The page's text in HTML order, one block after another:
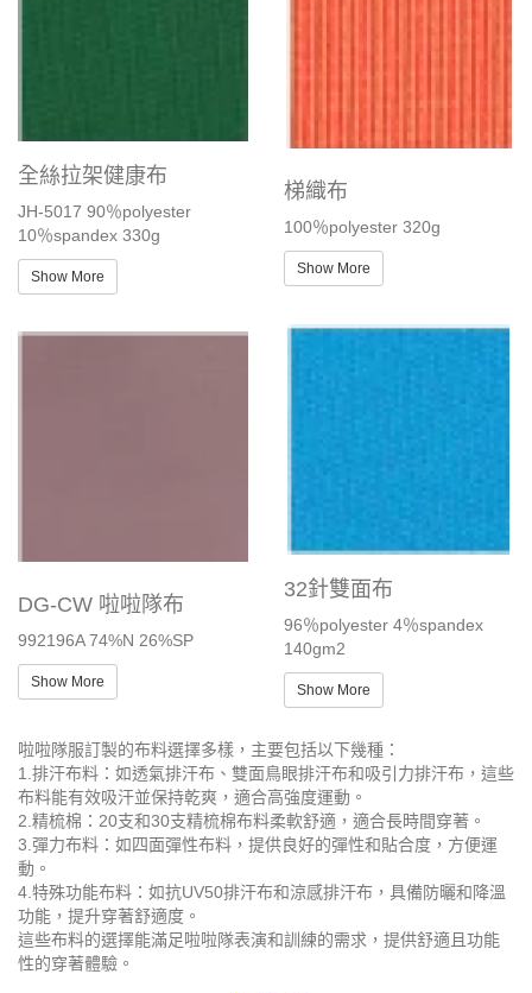
全絲拉架健康布
JH-5017 90％polyester
10％spandex 330g
Show More
梯織布
100％polyester 320g
Show More
DG-CW 啦啦隊布
992196A 74%N 26%SP
Show More
32針雙面布
96％polyester 4％spandex
140gm2
Show More
啦啦隊服訂製的布料選擇多樣，主要包括以下幾種：
1.排汗布料：如透氣排汗布、雙面鳥眼排汗布和吸引力排汗布，這些
布料能有效吸汗並保持乾爽，適合高強度運動。
2.精梳棉：20支和30支精梳棉布料柔軟舒適，適合長時間穿著。
3.彈力布料：如四面彈性布料，提供良好的彈性和貼合度，方便運
動。
4.特殊功能布料：如抗UV50排汗布和涼感排汗布，具備防曬和降溫
功能，提升穿著舒適度。
這些布料的選擇能滿足啦啦隊表演和訓練的需求，提供舒適且功能
性的穿著體驗。